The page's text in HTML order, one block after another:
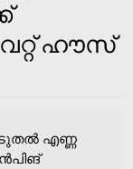
ഹൗസ്
എണ്ണ